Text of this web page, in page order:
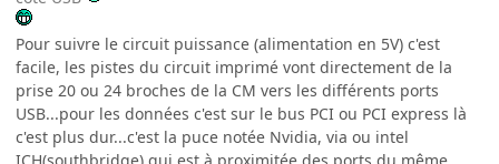
Pour suivre le circuit puissance (alimentation en 5V) c'est
facile, les pistes du circuit imprimé vont directement de la
prise 20 ou 24 broches de la CM vers les différents ports
USB...pour les données c'est sur le bus PCI ou PCI express là
c'est plus dur...c'est la puce notée Nvidia, via ou intel
ICH(southbridge) qui est à proximitée des ports du même